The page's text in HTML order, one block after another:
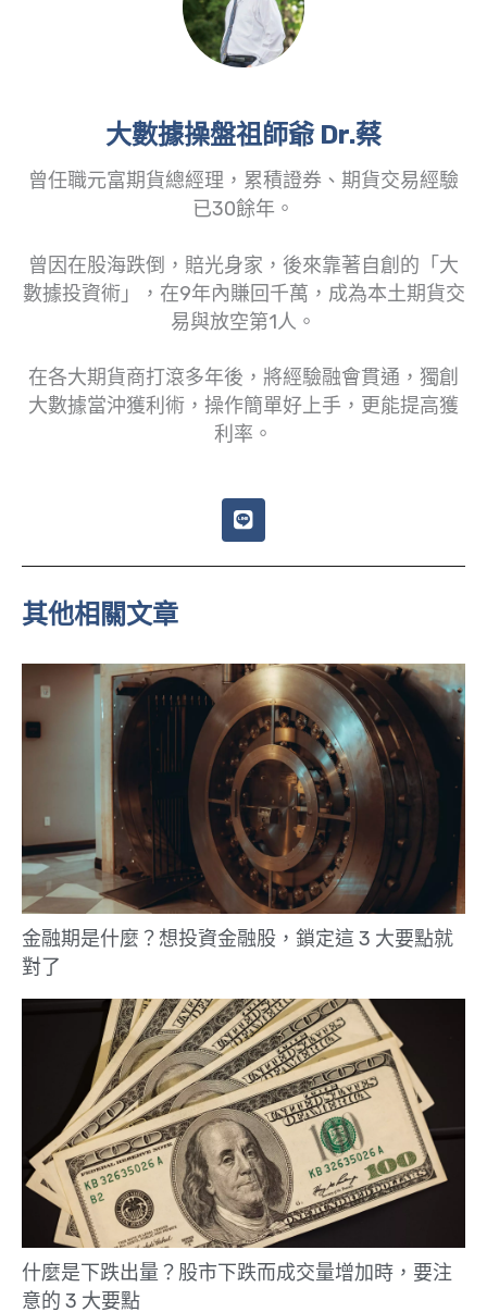
大數據操盤祖師爺 Dr.蔡
曾任職元富期貨總經理，累積證券、期貨交易經驗
已30餘年。
曾因在股海跌倒，賠光身家，後來靠著自創的「大
數據投資術」，在9年內賺回千萬，成為本土期貨交
易與放空第1人。
在各大期貨商打滾多年後，將經驗融會貫通，獨創
大數據當沖獲利術，操作簡單好上手，更能提高獲
利率。
L
i
e
其他相關文章
金融期是什麼？想投資金融股，鎖定這 3 大要點就
對了
什麼是下跌出量？股市下跌而成交量增加時，要注
意的 3 大要點